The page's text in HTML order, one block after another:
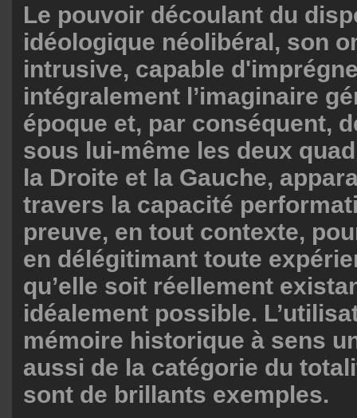
Le pouvoir découlant du
idéologique néolibéral, son
intrusive, capable
intégralement l’imaginaire
époque et, par conséquent,
sous lui-même les deux
la Droite et la Gauche,
travers la capacité
preuve, en tout contexte,
en délégitimant toute
qu’elle soit réellement
idéalement possible.
mémoire historique à sens
aussi de la catégorie du
sont de brillants exemples.